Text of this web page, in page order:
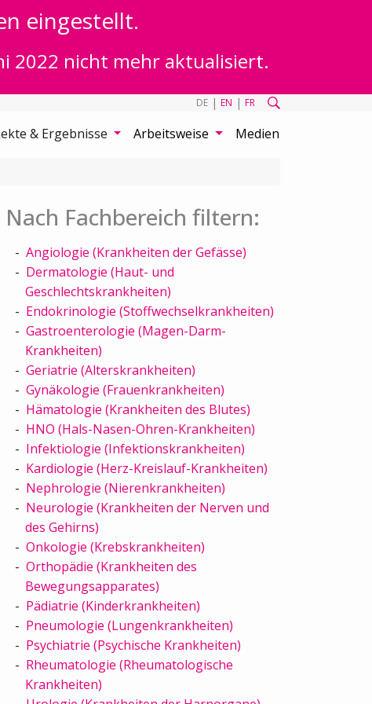
eingestellt.
2022 nicht mehr aktualisiert.
DE | EN | FR
& Ergebnisse Arbeitsweise Medien
Nach Fachbereich filtern:
Angiologie (Krankheiten der Gefässe)
Dermatologie (Haut- und
Geschlechtskrankheiten)
Endokrinologie (Stoffwechselkrankheiten)
Gastroenterologie (Magen-Darm-
Krankheiten)
Geriatrie (Alterskrankheiten)
Gynäkologie (Frauenkrankheiten)
Hämatologie (Krankheiten des Blutes)
HNO (Hals-Nasen-Ohren-Krankheiten)
Infektiologie (Infektionskrankheiten)
Kardiologie (Herz-Kreislauf-Krankheiten)
Nephrologie (Nierenkrankheiten)
Neurologie (Krankheiten der Nerven und
des Gehirns)
Onkologie (Krebskrankheiten)
Orthopädie (Krankheiten des
Bewegungsapparates)
Pädiatrie (Kinderkrankheiten)
Pneumologie (Lungenkrankheiten)
Psychiatrie (Psychische Krankheiten)
Rheumatologie (Rheumatologische
Krankheiten)